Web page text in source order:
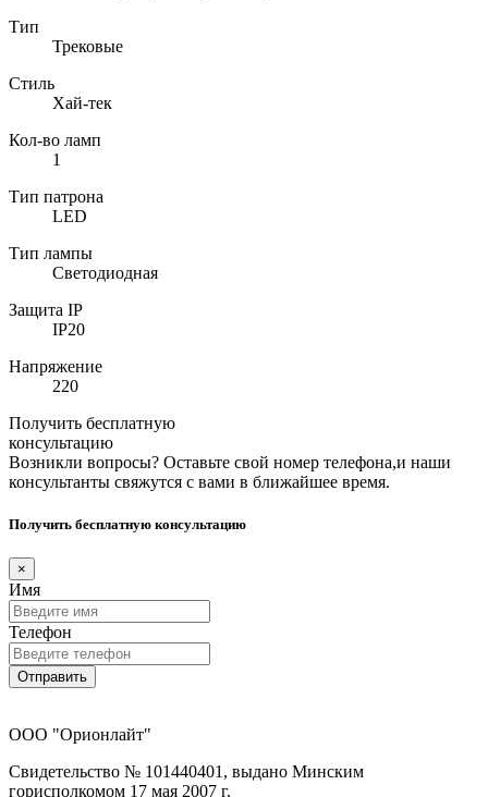
Тип
Трековые
Стиль
Хай-тек
Кол-во ламп
1
Тип патрона
LED
Тип лампы
Светодиодная
Защита IP
IP20
Напряжение
220
Получить бесплатную
консультацию
Возникли вопросы? Оставьте свой номер телефона,и наши
консультанты свяжутся с вами в ближайшее время.
Получить бесплатную консультацию
×
Имя
Телефон
Отправить
ООО "Орионлайт"
Свидетельство № 101440401, выдано Минским
горисполкомом 17 мая 2007 г.